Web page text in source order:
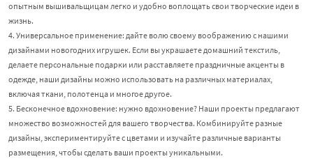
опытным вышивальщицам легко и удобно воплощать свои творческие идеи в
жизнь.
4. Универсальное применение: дайте волю своему воображению с нашими
дизайнами новогодних игрушек. Если вы украшаете домашний текстиль,
делаете персональные подарки или расставляете праздничные акценты в
одежде, наши дизайны можно использовать на различных материалах,
включая ткани, полотенца и многое другое.
5. Бесконечное вдохновение: нужно вдохновение? Наши проекты предлагают
множество возможностей для вашего творчества. Комбинируйте разные
дизайны, экспериментируйте с цветами и изучайте различные варианты
размещения, чтобы сделать ваши проекты уникальными.